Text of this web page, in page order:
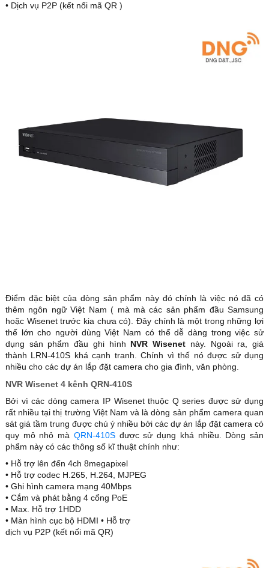
• Dịch vụ P2P (kết nối mã QR )
Điểm đặc biệt của dòng sản phẩm này đó chính là việc nó đã có
thêm ngôn ngữ Việt Nam ( mà mà các sản phẩm đầu Samsung
hoặc Wisenet trước kia chưa có). Đây chính là một trong những lợi
thế lớn cho người dùng Việt Nam có thể dễ dàng trong việc sử
dụng sản phẩm đầu ghi hình NVR Wisenet này. Ngoài ra, giá
thành LRN-410S khá cạnh tranh. Chính vì thế nó được sử dụng
nhiều cho các dự án lắp đặt camera cho gia đình, văn phòng.
NVR Wisenet 4 kênh QRN-410S
Bởi vì các dòng camera IP Wisenet thuộc Q series được sử dụng
rất nhiều tại thị trường Việt Nam và là dòng sản phẩm camera quan
sát giá tầm trung được chú ý nhiều bởi các dự án lắp đặt camera có
quy mô nhỏ mà QRN-410Sđược sử dụng khá nhiều. Dòng sản
phẩm này có các thông số kĩ thuật chính như:
• Hỗ trợ lên đến 4ch 8megapixel
• Hỗ trợ codec H.265, H.264, MJPEG
• Ghi hình camera mạng 40Mbps
• Cắm và phát bằng 4 cổng PoE
• Max. Hỗ trợ 1HDD
• Màn hình cục bộ HDMI • Hỗ trợ
dịch vụ P2P (kết nối mã QR)